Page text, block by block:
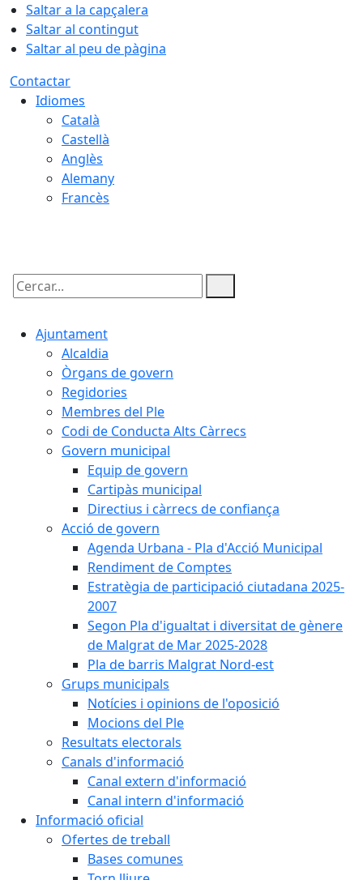
Saltar a la capçalera
Saltar al contingut
Saltar al peu de pàgina
Contactar
Idiomes
Català
Castellà
Anglès
Alemany
Francès
Cercar:
Ajuntament
Alcaldia
Òrgans de govern
Regidories
Membres del Ple
Codi de Conducta Alts Càrrecs
Govern municipal
Equip de govern
Cartipàs municipal
Directius i càrrecs de confiança
Acció de govern
Agenda Urbana - Pla d'Acció Municipal
Rendiment de Comptes
Estratègia de participació ciutadana 2025-
2007
Segon Pla d'igualtat i diversitat de gènere
de Malgrat de Mar 2025-2028
Pla de barris Malgrat Nord-est
Grups municipals
Notícies i opinions de l'oposició
Mocions del Ple
Resultats electorals
Canals d'informació
Canal extern d'informació
Canal intern d'informació
Informació oficial
Ofertes de treball
Bases comunes